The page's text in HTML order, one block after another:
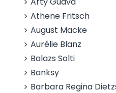
Athene Fritsch
August Macke
Aurélie Blanz
Balazs Solti
Banksy
Barbara Regina